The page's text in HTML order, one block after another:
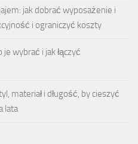
jak dobrać wyposażenie i
i ograniczyć koszty
wybrać i jak łączyć
materiał i długość, by cieszyć
lata